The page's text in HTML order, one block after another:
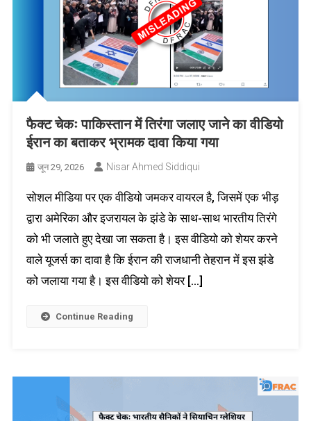
फैक्ट चेकः पाकिस्तान में तिरंगा जलाए जाने का वीडियो
ईरान का बताकर भ्रामक दावा किया गया
जून 29, 2026 Nisar Ahmed Siddiqui
सोशल मीडिया पर एक वीडियो जमकर वायरल है, जिसमें एक भीड़
द्वारा अमेरिका और इजरायल के झंडे के साथ-साथ भारतीय तिरंगे
को भी जलाते हुए देखा जा सकता है। इस वीडियो को शेयर करने
वाले यूजर्स का दावा है कि ईरान की राजधानी तेहरान में इस झंडे
को जलाया गया है। इस वीडियो को शेयर […]
Continue Reading